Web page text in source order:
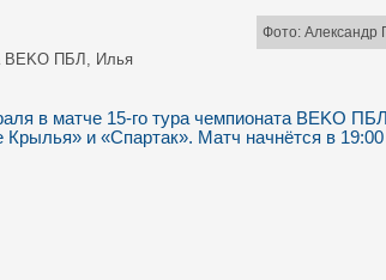
Фото: Александр
BEKO ПБЛ, Илья
в матче 15-го тура чемпионата BEKO
и «Спартак». Матч начнётся в